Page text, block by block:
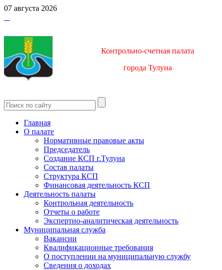
07 августа 2026
Контрольно-счетная палата
города Тулуна
Главная
О палате
Нормативные правовые акты
Председатель
Создание КСП г.Тулуна
Состав палаты
Структура КСП
Финансовая деятельность КСП
Деятельность палаты
Контрольная деятельность
Отчеты о работе
Экспертно-аналитическая деятельность
Муниципальная служба
Вакансии
Квалификационные требования
О поступлении на муниципальную службу
Сведения о доходах